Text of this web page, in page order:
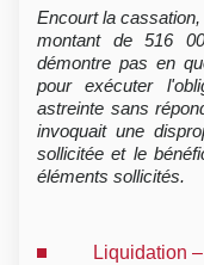
Encourt la
montant de 516
démontre pas en
pour exécuter
astreinte sans
invoquait une
sollicitée et le
éléments sollicités.
Liquidation